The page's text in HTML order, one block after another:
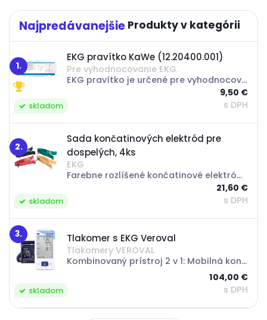
Najpredávanejšie
1.
EKG pravítko KaWe (12.20400.001)
Pre vyhodnocovanie EKG.
skladom
EKG pravítko je určené pre vyhodnocovanie EKG. Rychlé a jednoduché používanie. Dĺžka: 210 mm Šírka: 86 mm
9,50 €
s DPH
2.
Sada končatinových elektród pre
dospelých, 4ks
EKG
skladom
Farebne rozlíšené končatinové elektródy majú snímací senzor z inertného materiálu Ag / AgCl. Elektródy sa pripájajú ku káblom zakončeným banánikom. Sada obsahuje 4 ks farebne rozlíšených končatinových elektród. Predáva sa len celé sada
21,60 €
s DPH
3. Tlakomer s EKG Veroval
Tlakomery VEROVAL
skladom
Kombinovaný prístroj 2 v 1: Mobilná kontrola srdcového rytmu (EKG) a meranie krvného tlaku Univerzálna manžeta 22-42 cm Kombinovaný prístroj 2 v 1: Mobilná kontrola srdcového rytmu (EKG) a meranie krvného tlaku. Univerzálna manžeta 22-42...
104,00 €
s DPH